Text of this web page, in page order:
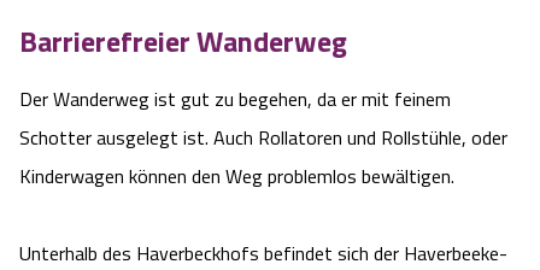
Barrierefreier Wanderweg
Der Wanderweg ist gut zu begehen, da er mit feinem
Schotter ausgelegt ist. Auch Rollatoren und Rollstühle, oder
Kinderwagen können den Weg problemlos bewältigen.
Unterhalb des Haverbeckhofs befindet sich der Haverbeeke-